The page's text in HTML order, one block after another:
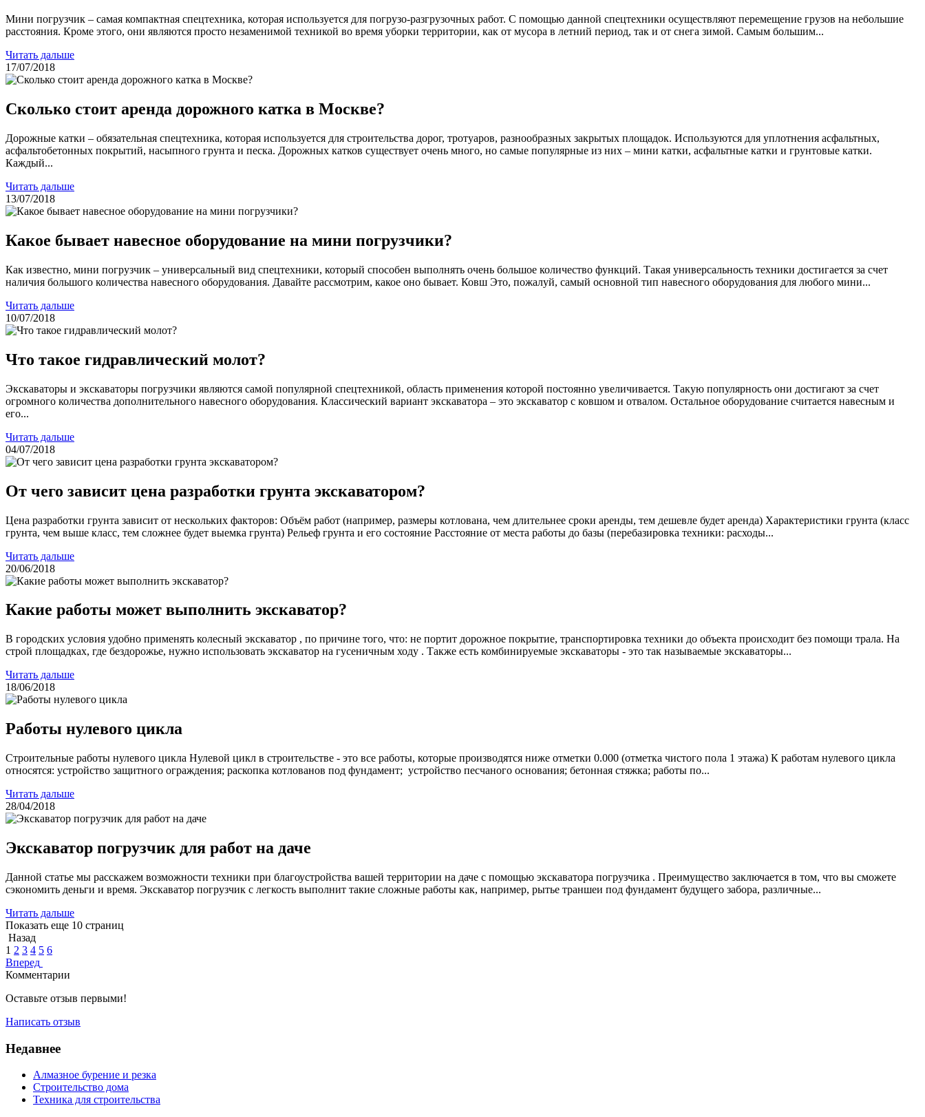
Мини погрузчик – самая компактная спецтехника, которая используется для погрузо-разгрузочных работ. С помощью данной спецтехники осуществляют перемещение грузов на небольшие
расстояния. Кроме этого, они являются просто незаменимой техникой во время уборки территории, как от мусора в летний период, так и от снега зимой. Самым большим...
Читать дальше
17/07/2018
Сколько стоит аренда дорожного катка в Москве?
Дорожные катки – обязательная спецтехника, которая используется для строительства дорог, тротуаров, разнообразных закрытых площадок. Используются для уплотнения асфальтных,
асфальтобетонных покрытий, насыпного грунта и песка. Дорожных катков существует очень много, но самые популярные из них – мини катки, асфальтные катки и грунтовые катки.
Каждый...
Читать дальше
13/07/2018
Какое бывает навесное оборудование на мини погрузчики?
Как известно, мини погрузчик – универсальный вид спецтехники, который способен выполнять очень большое количество функций. Такая универсальность техники достигается за счет
наличия большого количества навесного оборудования. Давайте рассмотрим, какое оно бывает. Ковш Это, пожалуй, самый основной тип навесного оборудования для любого мини...
Читать дальше
10/07/2018
Что такое гидравлический молот?
Экскаваторы и экскаваторы погрузчики являются самой популярной спецтехникой, область применения которой постоянно увеличивается. Такую популярность они достигают за счет
огромного количества дополнительного навесного оборудования. Классический вариант экскаватора – это экскаватор с ковшом и отвалом. Остальное оборудование считается навесным и
его...
Читать дальше
04/07/2018
От чего зависит цена разработки грунта экскаватором?
Цена разработки грунта зависит от нескольких факторов: Объём работ (например, размеры котлована, чем длительнее сроки аренды, тем дешевле будет аренда) Характеристики грунта (класс
грунта, чем выше класс, тем сложнее будет выемка грунта) Рельеф грунта и его состояние Расстояние от места работы до базы (перебазировка техники: расходы...
Читать дальше
20/06/2018
Какие работы может выполнить экскаватор?
В городских условия удобно применять колесный экскаватор , по причине того, что: не портит дорожное покрытие, транспортировка техники до объекта происходит без помощи трала. На
строй площадках, где бездорожье, нужно использовать экскаватор на гусеничным ходу . Также есть комбинируемые экскаваторы - это так называемые экскаваторы...
Читать дальше
18/06/2018
Работы нулевого цикла
Строительные работы нулевого цикла Нулевой цикл в строительстве - это все работы, которые производятся ниже отметки 0.000 (отметка чистого пола 1 этажа) К работам нулевого цикла
относятся: устройство защитного ограждения; раскопка котлованов под фундамент; устройство песчаного основания; бетонная стяжка; работы по...
Читать дальше
28/04/2018
Экскаватор погрузчик для работ на даче
Данной статье мы расскажем возможности техники при благоустройства вашей территории на даче с помощью экскаватора погрузчика . Преимущество заключается в том, что вы сможете
сэкономить деньги и время. Экскаватор погрузчик с легкость выполнит такие сложные работы как, например, рытье траншеи под фундамент будущего забора, различные...
Читать дальше
Показать еще 10 страниц
Назад
1 2 3 4 5 6
Вперед
Комментарии
Оставьте отзыв первыми!
Написать отзыв
Недавнее
Алмазное бурение и резка
Строительство дома
Техника для строительства